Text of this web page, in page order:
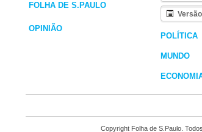
FOLHA DE S.PAULO
OPINIÃO
POLÍTICA
MUNDO
Copyright Folha de S.Paulo.